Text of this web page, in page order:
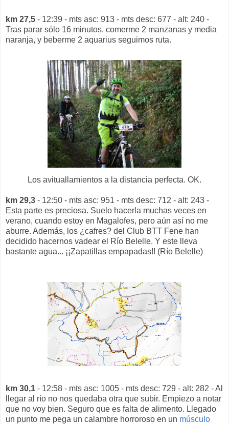
km 27,5 - 12:39 - mts asc: 913 - mts desc: 677 - alt: 240 -
Tras parar sólo 16 minutos, comerme 2 manzanas y media
naranja, y beberme 2 aquarius seguimos ruta.
Los avituallamientos a la distancia perfecta. OK.
km 29,3 - 12:50 - mts asc: 951 - mts desc: 712 - alt: 243 -
Esta parte es preciosa. Suelo hacerla muchas veces en
verano, cuando estoy en Magalofes, pero aún así no me
aburre. Además, los ¿cafres? del Club BTT Fene han
decidido hacernos vadear el Río Belelle. Y este lleva
bastante agua... ¡¡Zapatillas empapadas!! (Río Belelle)
km 30,1 - 12:58 - mts asc: 1005 - mts desc: 729 - alt: 282 - Al
llegar al río no nos quedaba otra que subir. Empiezo a notar
que no voy bien. Seguro que es falta de alimento. Llegado
un punto me pega un calambre horroroso en un músculo